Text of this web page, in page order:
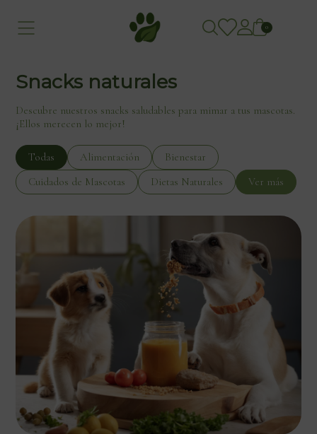
0
Snacks naturales
Descubre nuestros snacks saludables para mimar a tus mascotas.
¡Ellos merecen lo mejor!
Todas Alimentación
Bienestar
Cuidados de Mascotas
Dietas Naturales Ver más